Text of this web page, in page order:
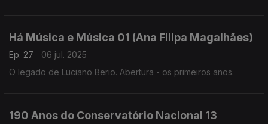
Há Música e Música 01 (Ana Filipa Magalhães)
Ep. 27
06 jul. 2025
O legado de Luciano Berio. Abertura - os primeiros anos.
190 Anos do Conservatório Nacional 13